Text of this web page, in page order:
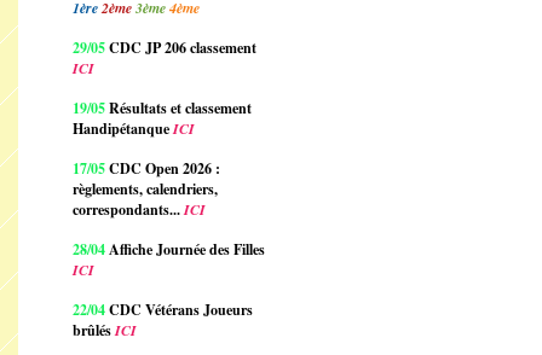
1ère2ème3ème4ème
29/05CDC JP 206 classement
ICI
19/05Résultats et classement
HandipétanqueICI
17/05CDC Open 2026 :
règlements, calendriers,
correspondants...ICI
28/04Affiche Journée des Filles
ICI
22/04CDC Vétérans Joueurs
brûlésICI